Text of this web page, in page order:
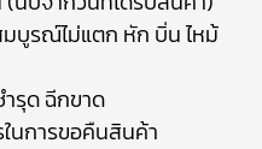
บูรณ์ไม่แตก หัก บิ่น ไหม้
รุด ฉีกขาด
นการขอคืนสินค้า